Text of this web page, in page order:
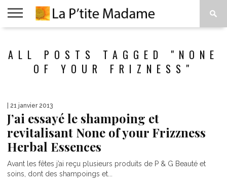
DE
VIVRE
PROPOS
ALL POSTS TAGGED "NONE
OF YOUR FRIZNESS"
| 21 janvier 2013
J’ai essayé le shampoing et
revitalisant None of your Frizzness
Herbal Essences
Avant les fêtes j’ai reçu plusieurs produits de P & G Beauté et
soins, dont des shampoings et...